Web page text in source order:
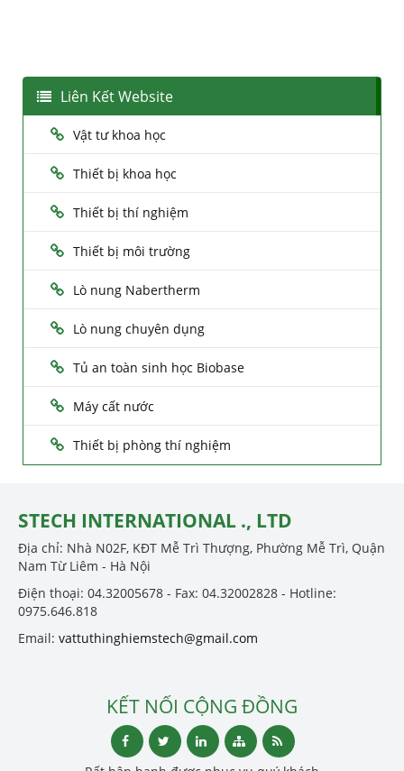
Liên Kết Website
Vật tư khoa học
Thiết bị khoa học
Thiết bị thí nghiệm
Thiết bị môi trường
Lò nung Nabertherm
Lò nung chuyên dụng
Tủ an toàn sinh học Biobase
Máy cất nước
Thiết bị phòng thí nghiệm
STECH INTERNATIONAL ., LTD
Địa chỉ: Nhà N02F, KĐT Mễ Trì Thượng, Phường Mễ Trì, Quận
Nam Từ Liêm - Hà Nội
Điện thoại: 04.32005678 - Fax: 04.32002828 - Hotline:
0975.646.818
Email: vattuthinghiemstech@gmail.com
KẾT NỐI CỘNG ĐỒNG